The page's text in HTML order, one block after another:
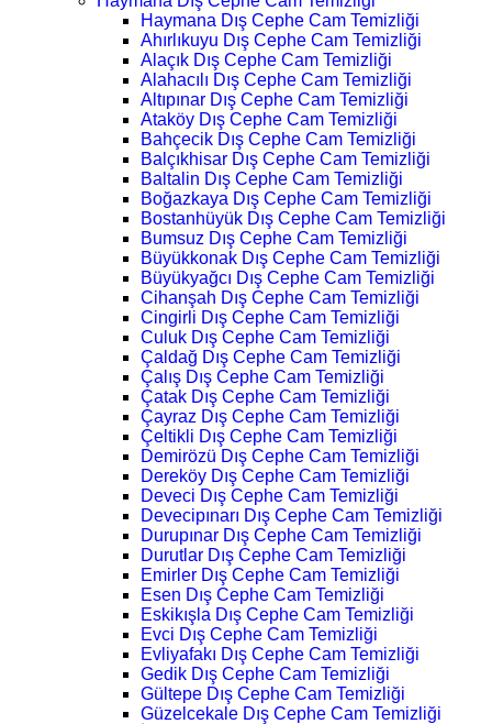
Haymana Dış Cephe Cam Temizliği
Ahırlıkuyu Dış Cephe Cam Temizliği
Alaçık Dış Cephe Cam Temizliği
Alahacılı Dış Cephe Cam Temizliği
Altıpınar Dış Cephe Cam Temizliği
Ataköy Dış Cephe Cam Temizliği
Bahçecik Dış Cephe Cam Temizliği
Balçıkhisar Dış Cephe Cam Temizliği
Baltalin Dış Cephe Cam Temizliği
Boğazkaya Dış Cephe Cam Temizliği
Bostanhüyük Dış Cephe Cam Temizliği
Bumsuz Dış Cephe Cam Temizliği
Büyükkonak Dış Cephe Cam Temizliği
Büyükyağcı Dış Cephe Cam Temizliği
Cihanşah Dış Cephe Cam Temizliği
Cingirli Dış Cephe Cam Temizliği
Culuk Dış Cephe Cam Temizliği
Çaldağ Dış Cephe Cam Temizliği
Çalış Dış Cephe Cam Temizliği
Çatak Dış Cephe Cam Temizliği
Çayraz Dış Cephe Cam Temizliği
Çeltikli Dış Cephe Cam Temizliği
Demirözü Dış Cephe Cam Temizliği
Dereköy Dış Cephe Cam Temizliği
Deveci Dış Cephe Cam Temizliği
Devecipınarı Dış Cephe Cam Temizliği
Durupınar Dış Cephe Cam Temizliği
Durutlar Dış Cephe Cam Temizliği
Emirler Dış Cephe Cam Temizliği
Esen Dış Cephe Cam Temizliği
Eskikışla Dış Cephe Cam Temizliği
Evci Dış Cephe Cam Temizliği
Evliyafakı Dış Cephe Cam Temizliği
Gedik Dış Cephe Cam Temizliği
Gültepe Dış Cephe Cam Temizliği
Güzelcekale Dış Cephe Cam Temizliği